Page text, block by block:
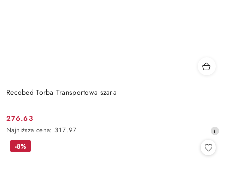
Recobed Torba Transportowa szara
Cena
promocyjna:
276.63
Najniższa
cena
Najniższa cena: 317.97
-8%